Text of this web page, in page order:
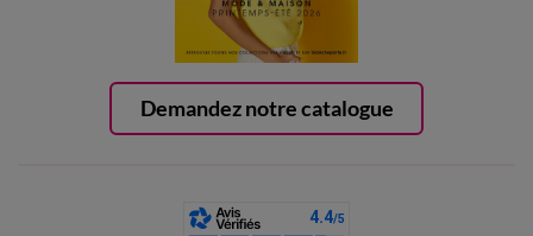
Demandez notre catalogue